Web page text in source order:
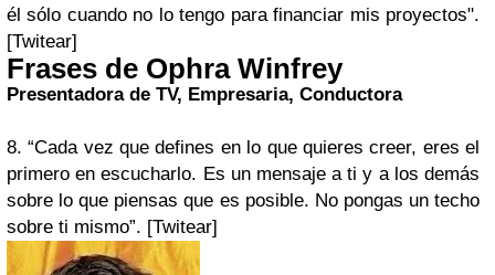
él sólo cuando no lo tengo para financiar mis proyectos".
[Twitear]
Frases de Ophra Winfrey
Presentadora de TV, Empresaria, Conductora
8. “Cada vez que defines en lo que quieres creer, eres el
primero en escucharlo. Es un mensaje a ti y a los demás
sobre lo que piensas que es posible. No pongas un techo
sobre ti mismo”. [Twitear]